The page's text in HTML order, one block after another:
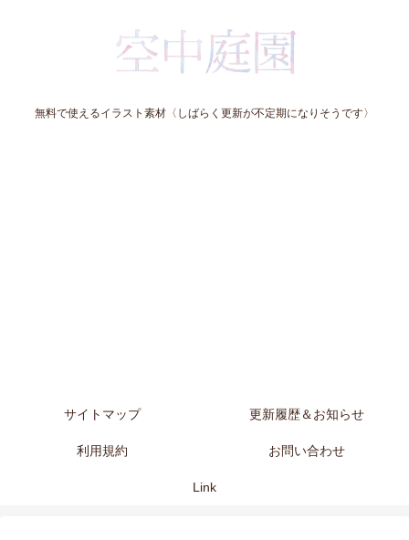
無料で使えるイラスト素材〈しばらく更新が不定期になりそうです〉
サイトマップ 更新履歴＆お知らせ
利用規約 お問い合わせ
Link